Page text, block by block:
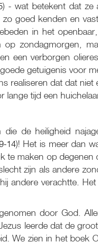
) - wat betekent dat ze
goed kenden en
in het
zondagmorgen,
een verborgen
getuigenis voor
realiseren dat dat
lange tijd een
de heiligheid
14)! Het is meer dan
maken op degenen
zijn als andere
andere verachtte.
door God.
leerde dat de
We zien in het boek